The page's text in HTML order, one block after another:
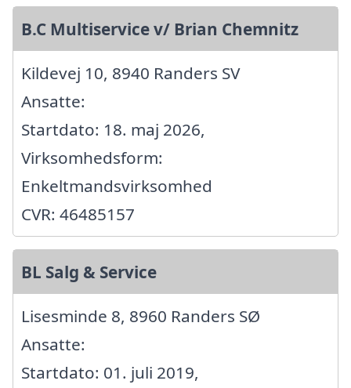
B.C Multiservice v/ Brian Chemnitz
Kildevej 10, 8940 Randers SV
Ansatte:
Startdato: 18. maj 2026,
Virksomhedsform:
Enkeltmandsvirksomhed
CVR: 46485157
BL Salg & Service
Lisesminde 8, 8960 Randers SØ
Ansatte:
Startdato: 01. juli 2019,